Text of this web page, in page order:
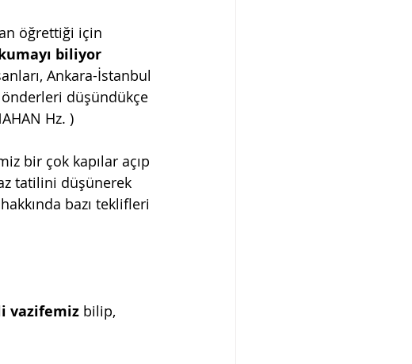
öğrettiği için
biliyor
Ankara-İstanbul
önderleri düşündükçe
Hz. )
bir çok kapılar açıp
tatilini düşünerek
bazı teklifleri
vazifemiz bilip,